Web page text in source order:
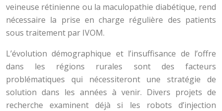
veineuse rétinienne ou la maculopathie diabétique, rend
nécessaire la prise en charge régulière des patients
sous traitement par IVOM.
L’évolution démographique et l’insuffisance de l’offre
dans les régions rurales sont des facteurs
problématiques qui nécessiteront une stratégie de
solution dans les années à venir. Divers projets de
recherche examinent déjà si les robots d’injection